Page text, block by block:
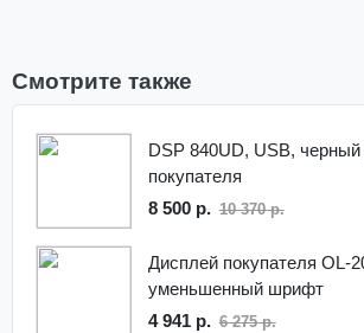
Смотрите также
DSP 840UD, USB,
покупателя
8 500 р. 10 370 р.
Дисплей покупателя OL-
уменьшенный шрифт
4 941 р. 6 275 р.